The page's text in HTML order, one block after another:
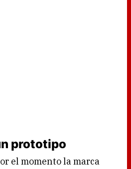
prototipo
el momento la marca